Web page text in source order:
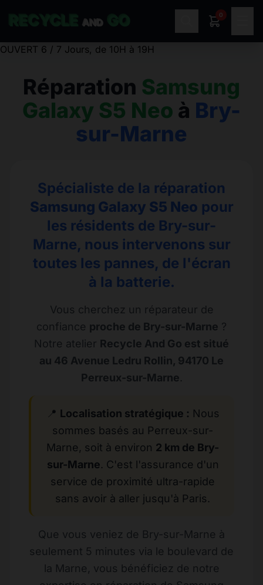
AND
0
OUVERT 6 / 7 Jours, de 10H à 19H
Réparation Samsung
Galaxy S5 Neo à Bry-
sur-Marne
Spécialiste de la réparation
Samsung Galaxy S5 Neo pour
les résidents de Bry-sur-
Marne, nous intervenons sur
toutes les pannes, de l'écran
à la batterie.
Vous cherchez un réparateur de
confiance proche de Bry-sur-Marne ?
Notre atelier Recycle And Go est situé
au 46 Avenue Ledru Rollin, 94170 Le
Perreux-sur-Marne.
📍 Localisation stratégique : Nous
sommes basés au Perreux-sur-
Marne, soit à environ 2 km de Bry-
sur-Marne. C'est l'assurance d'un
service de proximité ultra-rapide
sans avoir à aller jusqu'à Paris.
Que vous veniez de Bry-sur-Marne à
seulement 5 minutes via le boulevard de
la Marne, vous bénéficiez de notre